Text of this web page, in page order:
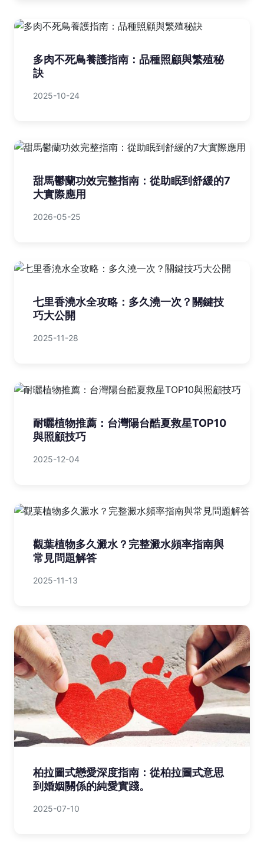
多肉不死鳥養護指南：品種照顧與繁殖秘
訣
2025-10-24
甜馬鬱蘭功效完整指南：從助眠到舒緩的7
大實際應用
2026-05-25
七里香澆水全攻略：多久澆一次？關鍵技
巧大公開
2025-11-28
耐曬植物推薦：台灣陽台酷夏救星TOP10
與照顧技巧
2025-12-04
觀葉植物多久澱水？完整澱水頻率指南與
常見問題解答
2025-11-13
柏拉圖式戀愛深度指南：從柏拉圖式意思
到婚姻關係的純愛實踐。
2025-07-10